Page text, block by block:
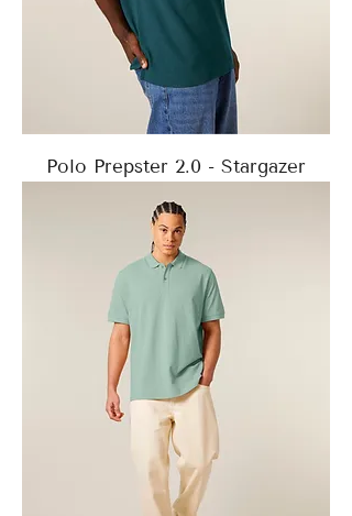
Polo Prepster 2.0 - Stargazer